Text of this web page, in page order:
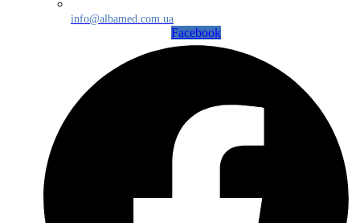
info@albamed.com.ua
Facebook